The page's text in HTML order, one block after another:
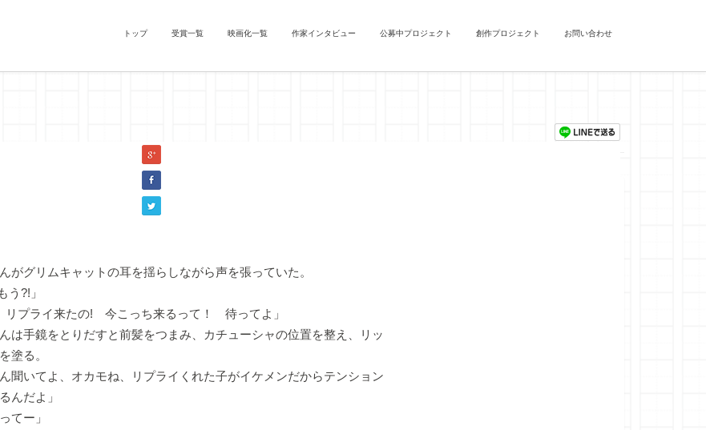
トップ 受賞一覧 映画化一覧 作家インタビュー 公募中プロジェクト 創作プロジェクト お問い合わせ
る希望』渋澤怜（『灰かぶり』）
がグリムキャットの耳を揺らしながら声を張っていた。
う?!」
リプライ来たの! 今こっち来るって！ 待ってよ」
は手鏡をとりだすと前髪をつまみ、カチューシャの位置を整え、リッ
塗る。
ん聞いてよ、オカモね、リプライくれた子がイケメンだからテンション
んだよ」
てー」